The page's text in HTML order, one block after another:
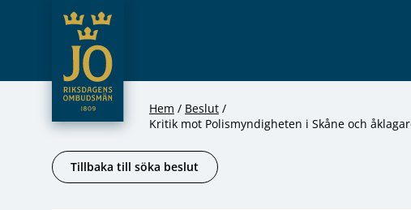
Hoppa till innehåll
JO – Riksdagens Ombudsmän
Hem
Beslut
Kritik mot Polismyndigheten i Skåne och
Tillbaka till söka beslut